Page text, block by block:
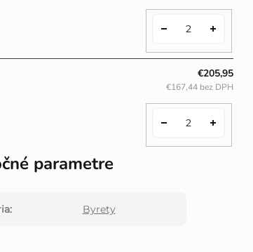
€205,95
€167,44 bez DPH
parametre
: Byrety